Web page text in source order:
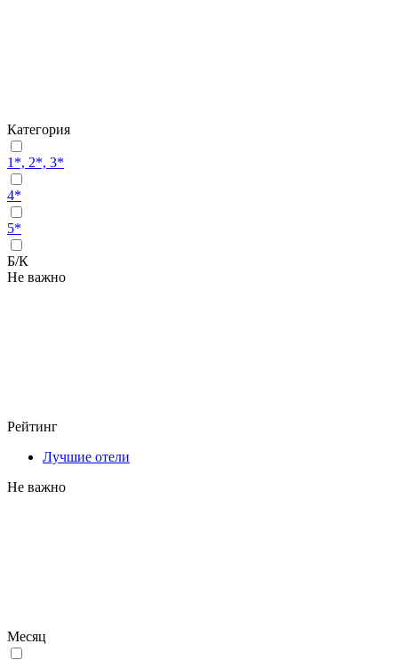
Категория
1*, 2*, 3*
4*
5*
Б/К
Не важно
Рейтинг
Лучшие отели
Не важно
Месяц